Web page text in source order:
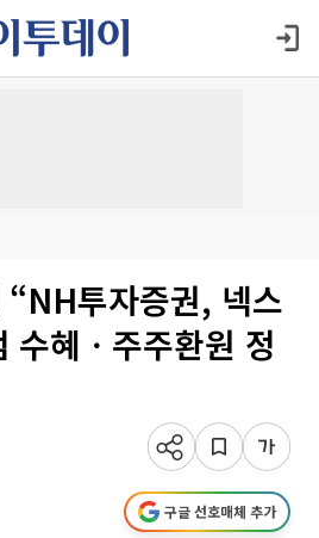
“NH투자증권, 넥스
수혜ㆍ주주환원 정
구글 선호매체 추가